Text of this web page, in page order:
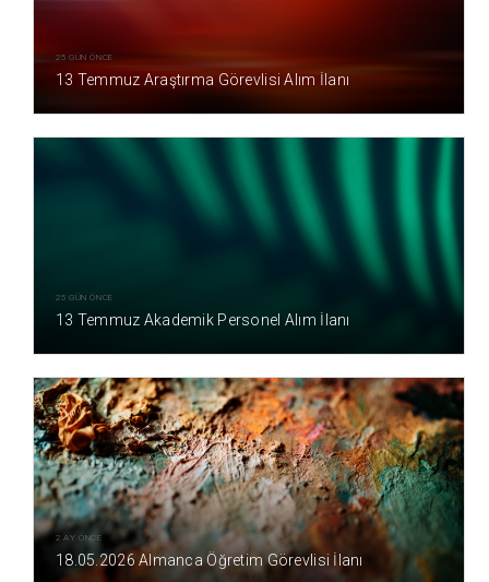
25 GÜN ÖNCE
13 Temmuz Araştırma Görevlisi Alım İlanı
25 GÜN ÖNCE
13 Temmuz Akademik Personel Alım İlanı
2 AY ÖNCE
18.05.2026 Almanca Öğretim Görevlisi İlanı